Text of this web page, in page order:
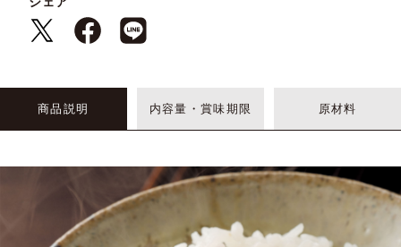
商品説明 内容量・賞味期限 原材料